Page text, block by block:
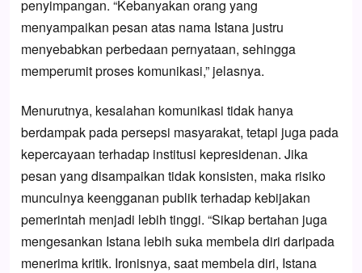
penyimpangan. “Kebanyakan orang yang
menyampaikan pesan atas nama Istana justru
menyebabkan perbedaan pernyataan, sehingga
memperumit proses komunikasi,” jelasnya.
Menurutnya, kesalahan komunikasi tidak hanya
berdampak pada persepsi masyarakat, tetapi juga pada
kepercayaan terhadap institusi kepresidenan. Jika
pesan yang disampaikan tidak konsisten, maka risiko
munculnya keengganan publik terhadap kebijakan
pemerintah menjadi lebih tinggi. “Sikap bertahan juga
mengesankan Istana lebih suka membela diri daripada
menerima kritik. Ironisnya, saat membela diri, Istana